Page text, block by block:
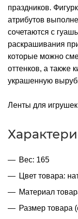
праздников.
атрибутов
сочетаются с
раскрашивания
которые можно
оттенков, а также
украшенную
Ленты для
Вес: 165
Цвет товара:
Материал
Размер товара